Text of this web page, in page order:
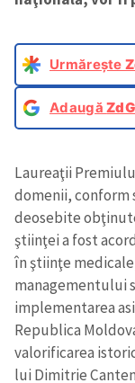
Urmărește
AdaugăZdG
Laureaţii
domenii,
deosebite
ştiinţei a fost
în ştiinţe
managementului
implementarea
Republica
valorificarea
lui Dimitrie